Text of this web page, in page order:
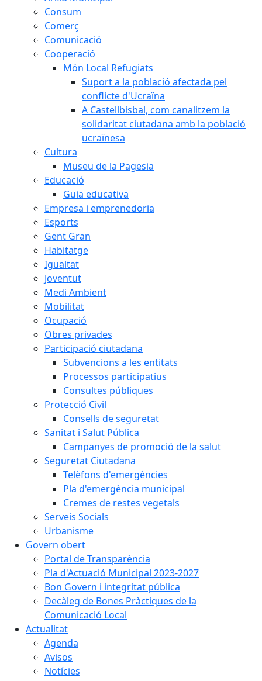
Consum
Comerç
Comunicació
Cooperació
Món Local Refugiats
Suport a la població afectada pel
conflicte d'Ucraïna
A Castellbisbal, com canalitzem la
solidaritat ciutadana amb la població
ucraïnesa
Cultura
Museu de la Pagesia
Educació
Guia educativa
Empresa i emprenedoria
Esports
Gent Gran
Habitatge
Igualtat
Joventut
Medi Ambient
Mobilitat
Ocupació
Obres privades
Participació ciutadana
Subvencions a les entitats
Processos participatius
Consultes públiques
Protecció Civil
Consells de seguretat
Sanitat i Salut Pública
Campanyes de promoció de la salut
Seguretat Ciutadana
Telèfons d'emergències
Pla d'emergència municipal
Cremes de restes vegetals
Serveis Socials
Urbanisme
Govern obert
Portal de Transparència
Pla d'Actuació Municipal 2023-2027
Bon Govern i integritat pública
Decàleg de Bones Pràctiques de la
Comunicació Local
Actualitat
Agenda
Avisos
Notícies